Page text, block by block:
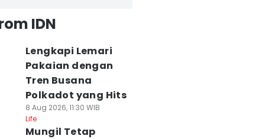
IDN
Lengkapi Lemari
Pakaian dengan
Tren Busana
Polkadot yang Hits
8 Aug 2026, 11:30 WIB
Life
Mungil Tetap